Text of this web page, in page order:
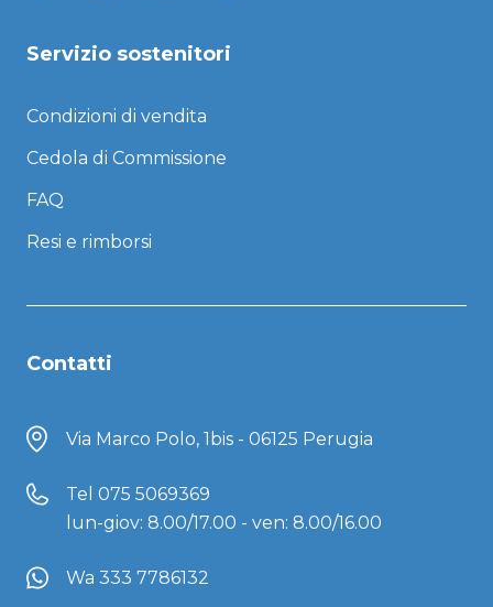
Servizio sostenitori
Condizioni di vendita
Cedola di Commissione
FAQ
Resi e rimborsi
Contatti
Via Marco Polo, 1bis - 06125 Perugia
Tel 075 5069369
lun-giov: 8.00/17.00 - ven: 8.00/16.00
Wa 333 7786132